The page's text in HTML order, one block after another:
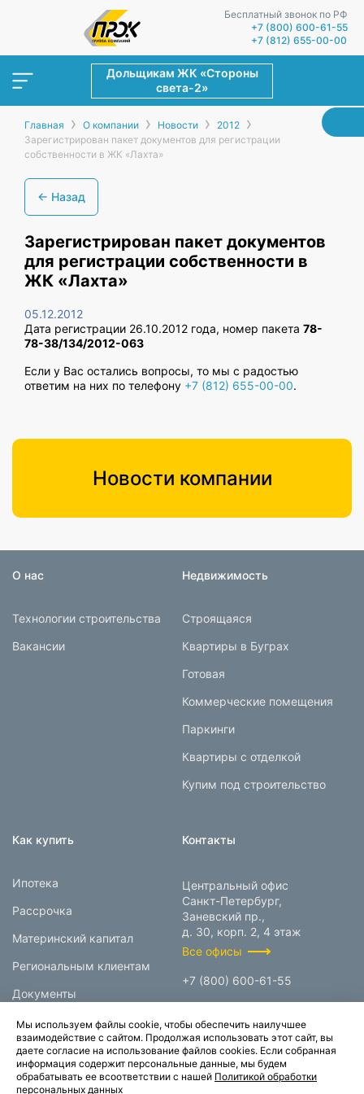
Бесплатный звонок по РФ
+7 (800) 600-61-55
+7 (812) 655-00-00
Дольщикам ЖК «Стороны
света-2»
Главная › О компании › Новости › 2012 ›
Зарегистрирован пакет документов для регистрации
собственности в ЖК «Лахта»
← Назад
Зарегистрирован пакет документов
для регистрации собственности в
ЖК «Лахта»
05.12.2012
Дата регистрации 26.10.2012 года, номер пакета 78-
78-38/134/2012-063
Если у Вас остались вопросы, то мы с радостью
ответим на них по телефону +7 (812) 655-00-00.
Новости компании
О нас
Технологии строительства
Вакансии
Недвижимость
Строящаяся
Квартиры в Буграх
Готовая
Коммерческие помещения
Паркинги
Квартиры с отделкой
Купим под строительство
Как купить
Ипотека
Рассрочка
Материнский капитал
Региональным клиентам
Документы
Контакты
Центральный офис
Санкт-Петербург,
Заневский пр.,
д. 30, корп. 2, 4 этаж
Все офисы
+7 (800) 600-61-55
© 1995-2026.
Группа компаний «Прок»
Мы используем файлы cookie, чтобы обеспечить наилучшее
взаимодействие с сайтом. Продолжая использовать этот сайт, вы
даете согласие на использование файлов cookies. Если собранная
информация содержит персональные данные, мы будем
обрабатывать ее всоответствии с нашей Политикой обработки
персональных данных